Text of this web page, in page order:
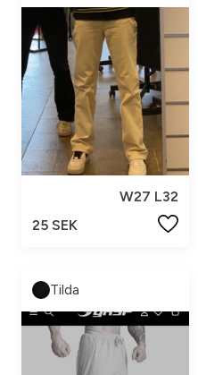
W27 L32
25 SEK
Tilda